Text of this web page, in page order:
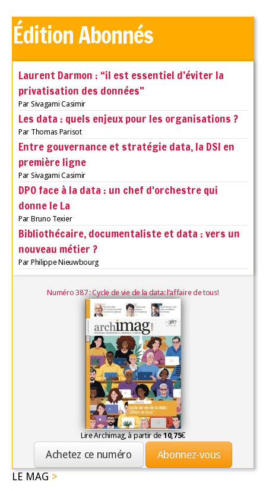
Édition Abonnés
Laurent Darmon : “il est essentiel d’éviter la
privatisation des données”
Par Sivagami Casimir
Les data : quels enjeux pour les organisations ?
Par Thomas Parisot
Entre gouvernance et stratégie data, la DSI en
première ligne
Par Sivagami Casimir
DPO face à la data : un chef d'orchestre qui
donne le La
Par Bruno Texier
Bibliothécaire, documentaliste et data : vers un
nouveau métier ?
Par Philippe Nieuwbourg
Numéro 387 : Cycle de vie de la data: l’affaire de tous!
Lire Archimag, à partir de10,75€
Achetez ce numéro
Abonnez-vous
LE MAG